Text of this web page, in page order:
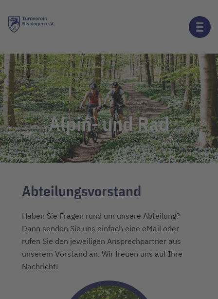
Alpin- und Rad
Abteilungsvorstand
Haben Sie Fragen rund um unsere Abteilung?
Dann senden Sie uns einfach eine eMail oder
rufen Sie den jeweiligen Ansprechpartner aus
unserem Vorstand an. Wir freuen uns auf Ihre
Nachricht!